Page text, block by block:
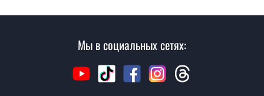
Вызов замерщика-консультанта стоит 500 грн.
Мы в социальных сетях: